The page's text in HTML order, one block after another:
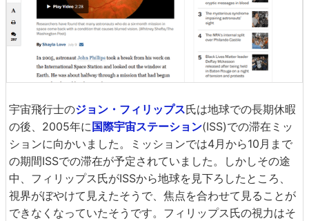
宇宙飛行士のジョン・フィリップス氏は地球での長期休暇
の後、2005年に 国際宇宙ステーション(ISS)での滞在ミッ
ションに向かいました。ミッションでは4月から10月まで
の期間ISSでの滞在が予定されていました。しかしその途
中、フィリップス氏がISSから地球を見下ろしたところ、
視界がぼやけて見えたそうで、焦点を合わせて見ることが
できなくなっていたそうです。フィリップス氏の視力はそ